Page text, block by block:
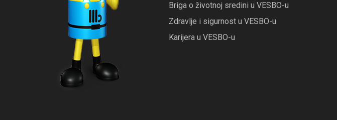
Briga o životnoj sredini u VESBO-u
Zdravlje i sigurnost u VESBO-u
Karijera u VESBO-u